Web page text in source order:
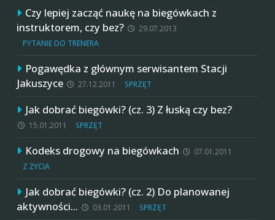
Czy lepiej zacząć naukę na biegówkach z
instruktorem, czy bez?
29.07.2013
PYTANIE DO TRENERA
Pogawędka z głównym serwisantem Stacji
Jakuszyce
27.12.2011 SPRZĘT
Jak dobrać biegówki? (cz. 3) Z łuską czy bez?
15.01.2011 SPRZĘT
Kodeks drogowy na biegówkach
07.01.2011
Z ŻYCIA
Jak dobrać biegówki? (cz. 2) Do planowanej
aktywności…
03.01.2011 SPRZĘT